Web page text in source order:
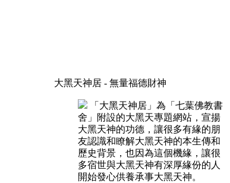
大黑天神居 - 無量福德財神
「大黑天神居」為「七葉佛教書
舍」附設的大黑天專題網站，宣揚
大黑天神的功德，讓很多有緣的朋
友認識和瞭解大黑天神的本生傳和
歷史背景，也因為這個機緣，讓很
多宿世與大黑天神有深厚緣份的人
開始發心供養承事大黑天神。